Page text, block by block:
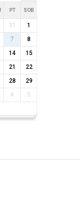
PT SOB
31
1
7
8
14
15
21
22
28
29
4 5